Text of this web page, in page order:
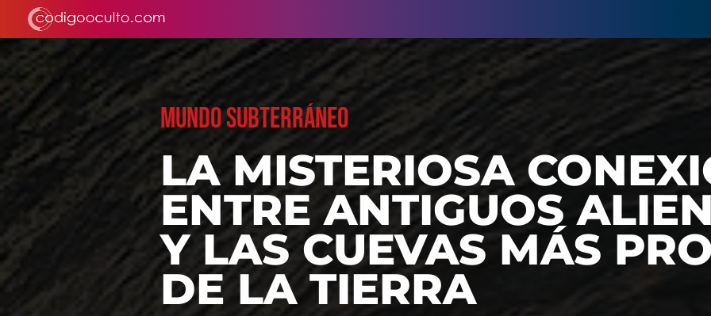
MUNDO SUBTERRÁNEO
LA MISTERIOSA
ENTRE ANTIGUOS
Y LAS CUEVAS MÁS
DE LA TIERRA